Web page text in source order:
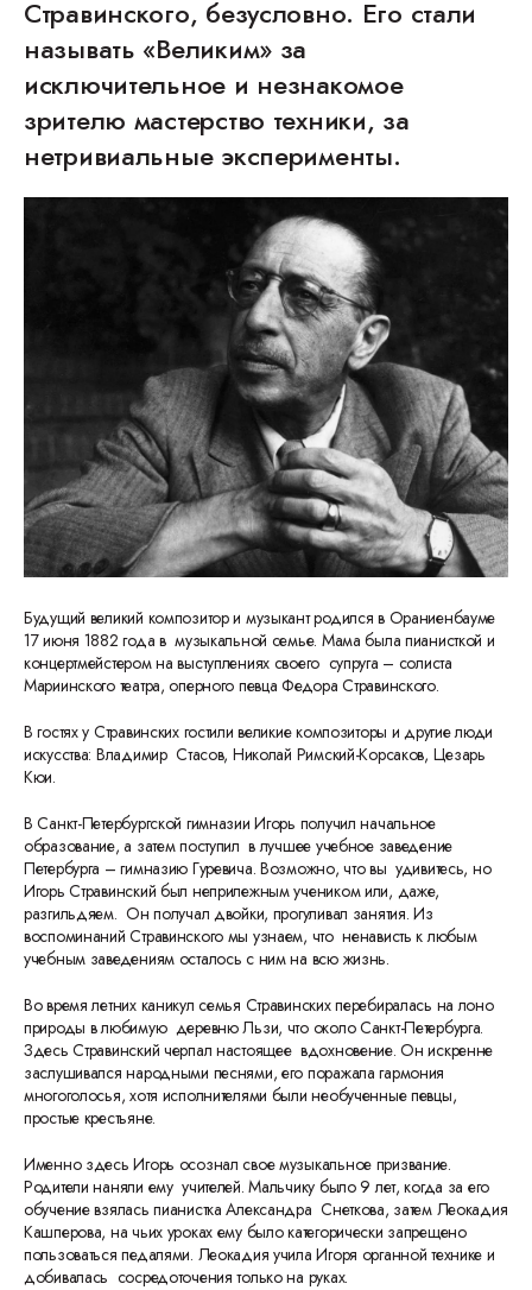
Стравинского, безусловно. Его стали
называть «Великим» за
исключительное и незнакомое
зрителю мастерство техники, за
нетривиальные эксперименты.
Будущий великий композитор и музыкант родился в Ораниенбауме
17 июня 1882 года в музыкальной семье. Мама была пианисткой и
концертмейстером на выступлениях своего супруга – солиста
Мариинского театра, оперного певца Федора Стравинского.
В гостях у Стравинских гостили великие композиторы и другие люди
искусства: Владимир Стасов, Николай Римский-Корсаков, Цезарь
Кюи.
В Санкт-Петербургской гимназии Игорь получил начальное
образование, а затем поступил в лучшее учебное заведение
Петербурга – гимназию Гуревича. Возможно, что вы удивитесь, но
Игорь Стравинский был неприлежным учеником или, даже,
разгильдяем. Он получал двойки, прогуливал занятия. Из
воспоминаний Стравинского мы узнаем, что ненависть к любым
учебным заведениям осталось с ним на всю жизнь.
Во время летних каникул семья Стравинских перебиралась на лоно
природы в любимую деревню Льзи, что около Санкт-Петербурга.
Здесь Стравинский черпал настоящее вдохновение. Он искренне
заслушивался народными песнями, его поражала гармония
многоголосья, хотя исполнителями были необученные певцы,
простые крестьяне.
Именно здесь Игорь осознал свое музыкальное призвание.
Родители наняли ему учителей. Мальчику было 9 лет, когда за его
обучение взялась пианистка Александра Снеткова, затем Леокадия
Кашперова, на чьих уроках ему было категорически запрещено
пользоваться педалями. Леокадия учила Игоря органной технике и
добивалась сосредоточения только на руках.